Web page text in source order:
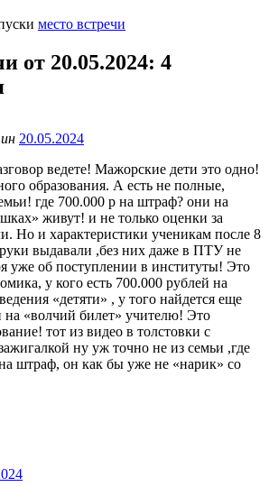
место встречи
от 20.05.2024: 4
20.05.2024
ведете! Мажорские дети это одно!
образования. А есть не полные,
где 700.000 р на штраф? они на
живут! и не только оценки за
Но и характеристики ученикам после 8
выдавали ,без них даже в ПТУ не
уже об поступлении в институты! Это
у кого есть 700.000 рублей на
«детяти» , у того найдется еще
на «волчий билет» учителю! Это
тот из видео в толстовки с
ну уж точно не из семьи ,где
штраф, он как бы уже не «нарик» со